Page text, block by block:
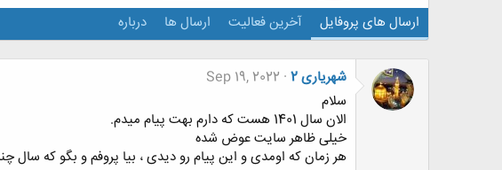
ارسال های پروفایل آخرین فعالیت ارسال ها درباره
شهریاری 2
Sep 19, 2022
سلام
الان سال 1401 هست که دارم بهت پیام میدم.
خیلی ظاهر سایت عوض شده
هر زمان که اومدی و این پیام رو دیدی ، بیا پروفم و بگو که